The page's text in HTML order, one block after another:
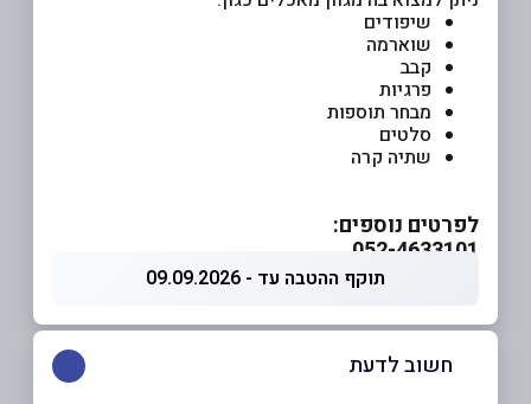
שיפודים
שוארמה
קבב
פרגיות
מבחר תוספות
סלטים
שתיה קרה
לפרטים נוספים:
052-4633101
תוקף ההטבה עד - 09.09.2026
חשוב לדעת